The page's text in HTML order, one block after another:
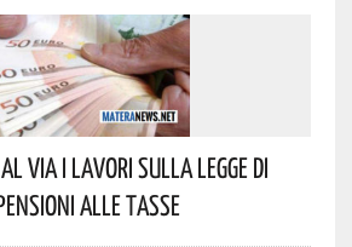
Via I Lavori Sulla Legge Di
Alle Tasse